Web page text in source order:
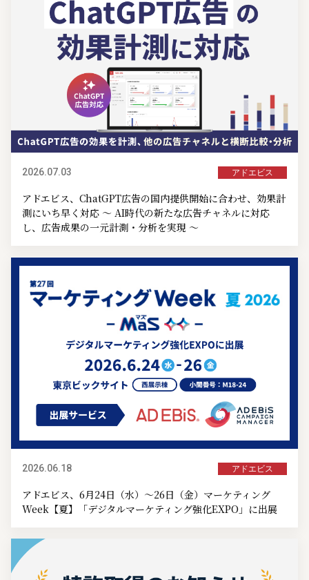
2026.07.03 アドエビス
アドエビス、ChatGPT広告の国内提供開始に合わせ、効果計
測にいち早く対応 ～ AI時代の新たな広告チャネルに対応
し、広告成果の一元計測・分析を実現 ～
2026.06.18 アドエビス
アドエビス、6月24日（水）～26日（金）マーケティング
Week【夏】「デジタルマーケティング強化EXPO」に出展